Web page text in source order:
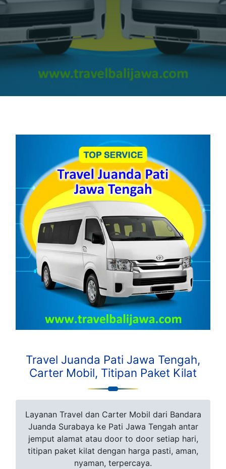
Travel Juanda Pati Jawa Tengah,
Carter Mobil, Titipan Paket Kilat
Layanan Travel dan Carter Mobil dari Bandara
Juanda Surabaya ke Pati Jawa Tengah antar
jemput alamat atau door to door setiap hari,
titipan paket kilat dengan harga pasti, aman,
nyaman, terpercaya.